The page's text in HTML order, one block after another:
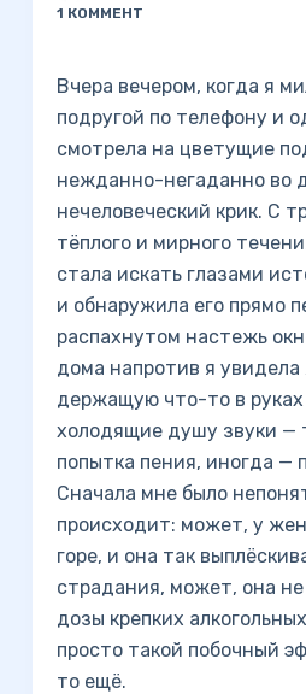
1 КОММЕНТ
Вчера вечером, когда я
подругой по телефону и
смотрела на цветущие
нежданно-негаданно во
нечеловеческий крик. С
тёплого и мирного
стала искать глазами
и обнаружила его прямо
распахнутом настежь
дома напротив я
держащую что-то в
холодящие душу звуки —
попытка пения, иногда —
Сначала мне было
происходит: может, у
горе, и она так
страдания, может, она
дозы крепких
просто такой побочный
то ещё.